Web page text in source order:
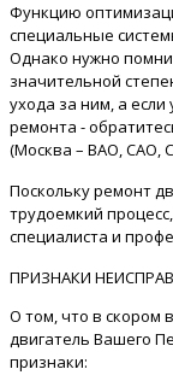
Функцию
специальные
Однако нужно
значительной
ухода за ним, а если
ремонта -
(Москва – ВАО, САО,
Поскольку ремонт
трудоемкий
специалиста и
ПРИЗНАКИ
О том, что в скором
двигатель Вашего
признаки: